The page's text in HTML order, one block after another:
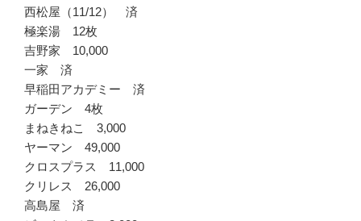
西松屋（11/12） 済
極楽湯 12枚
吉野家 10,000
一家 済
早稲田アカデミー 済
ガーデン 4枚
まねきねこ 3,000
ヤーマン 49,000
クロスプラス 11,000
クリレス 26,000
高島屋 済